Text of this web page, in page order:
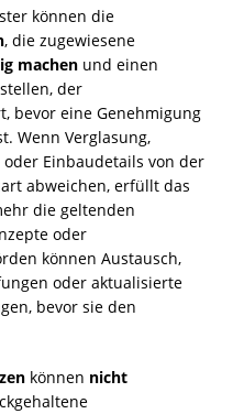
können die
, die zugewiesene
machen und einen
der
bevor eine Genehmigung
Wenn Verglasung,
oder Einbaudetails von der
abweichen, erfüllt das
die geltenden
oder
können Austausch,
oder aktualisierte
bevor sie den
können nicht